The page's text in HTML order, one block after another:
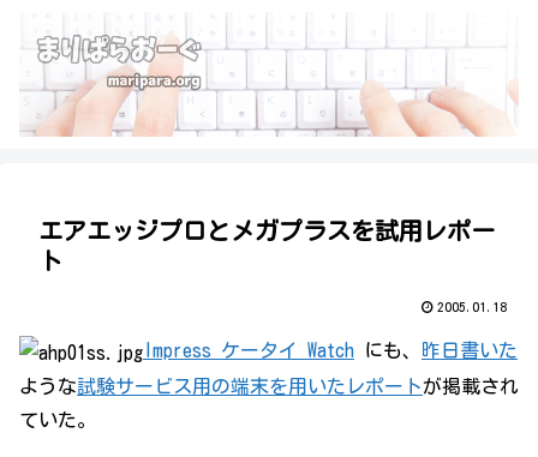
エアエッジプロとメガプラスを試用レポー
ト
2005.01.18
Impress ケータイ Watch にも、
昨日書いた
ような試験サービス用の端末を用いたレポートが掲載され
ていた。